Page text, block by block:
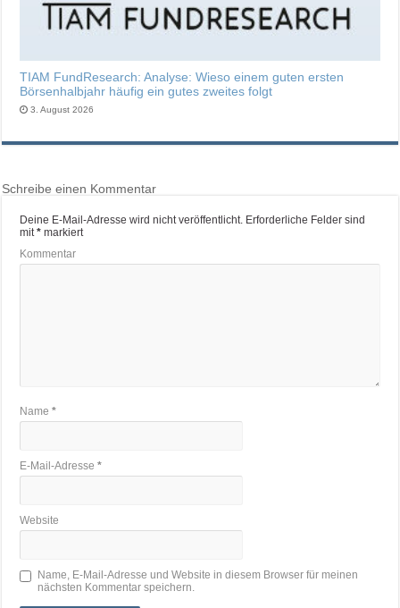
TIAM FundResearch: Analyse: Wieso einem guten ersten
Börsenhalbjahr häufig ein gutes zweites folgt
3. August 2026
Schreibe einen Kommentar
Deine E-Mail-Adresse wird nicht veröffentlicht. Erforderliche Felder sind
mit* markiert
Kommentar
Name*
E-Mail-Adresse*
Website
Name, E-Mail-Adresse und Website in diesem Browser für meinen
nächsten Kommentar speichern.